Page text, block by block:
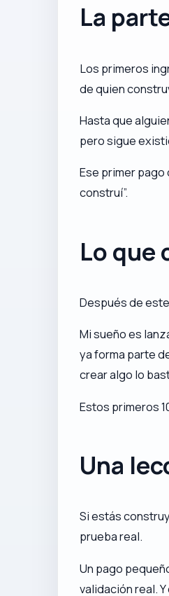
La
Los primeros
de quien
Hasta que
pero sigue
Ese primer
construí”.
Lo que
Después de
Mi sueño es
ya forma parte
crear algo lo
Estos primeros
Una
Si estás
prueba real.
Un pago
validación real.